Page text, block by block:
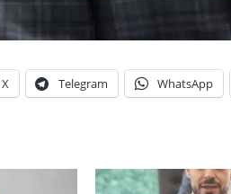
X Telegram WhatsApp